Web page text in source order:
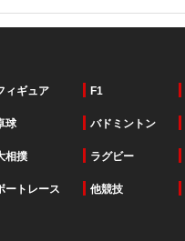
ィギュア F1
球 バドミントン
相撲 ラグビー
ートレース 他競技